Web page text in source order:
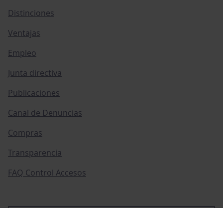
Distinciones
Ventajas
Empleo
Junta directiva
Publicaciones
Canal de Denuncias
Compras
Transparencia
FAQ Control Accesos